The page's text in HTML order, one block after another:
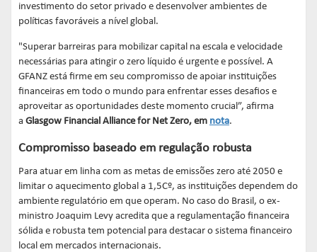
investimento do setor privado e desenvolver ambientes de
políticas favoráveis a nível global.
"Superar barreiras para mobilizar capital na escala e velocidade
necessárias para atingir o zero líquido é urgente e possível. A
GFANZ está firme em seu compromisso de apoiar instituições
financeiras em todo o mundo para enfrentar esses desafios e
aproveitar as oportunidades deste momento crucial”, afirma
a Glasgow Financial Alliance for Net Zero, em nota.
Compromisso baseado em regulação robusta
Para atuar em linha com as metas de emissões zero até 2050 e
limitar o aquecimento global a 1,5Cº, as instituições dependem do
ambiente regulatório em que operam. No caso do Brasil, o ex-
ministro Joaquim Levy acredita que a regulamentação financeira
sólida e robusta tem potencial para destacar o sistema financeiro
local em mercados internacionais.